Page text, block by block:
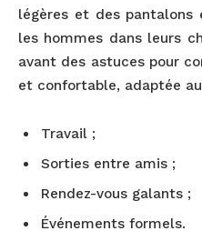
légères et des pantalons
les hommes dans leurs
avant des astuces pour
et confortable, adaptée
Travail ;
Sorties entre amis ;
Rendez-vous galants ;
Événements formels.